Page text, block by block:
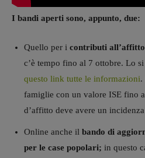
I bandi aperti sono, appunto, due:
Quello per i contributi
c’è tempo fino al 7 ottobre. Lo
questo link tutte le informazioni.
famiglie con un valore ISE fino
d’affitto deve avere un
Online anche il bando di
per le case popolari; in questo